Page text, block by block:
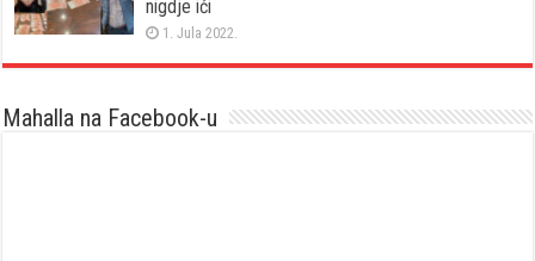
nigdje ići
1. Jula 2022.
Mahalla na Facebook-u